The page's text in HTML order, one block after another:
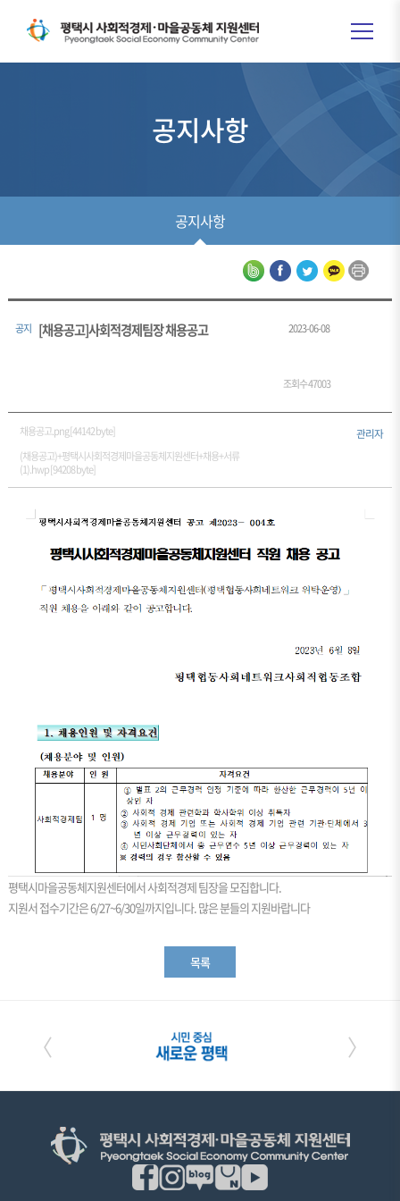
공지사항
공지사항
공지 [채용공고]사회적경제팀장 채용공고 2023-06-08
조회수 47003
채용공고.png [44142 byte]
(채용공고)+평택시사회적경제마을공동체지원센터+채용+서류
(1).hwp [94208 byte]
관리자
평택시마을공동체지원센터에서 사회적경제 팀장을 모집합니다.
지원서 접수기간은 6/27~6/30일까지입니다. 많은 분들의 지원바랍니다
목록
〈 〉